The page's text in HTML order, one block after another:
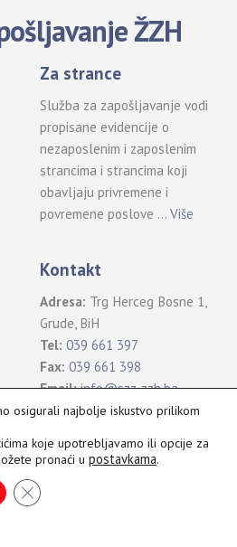
ŽZH
Za strance
Služba za zapošljavanje vodi
propisane evidencije o
nezaposlenim i zaposlenim
strancima i strancima koji
obavljaju privremene i
povremene poslove …Više
Kontakt
Adresa: Trg Herceg Bosne 1,
Grude, BiH
Tel: 039 661 397
Fax: 039 661 398
Email: info@szz-zzh.ba
zapošljavanje ŽZH ©2021
osigurali najbolje iskustvo prilikom
koje upotrebljavamo ili opcije za
pronaći u postavkama.
CLOSE GDPR COOKIE BANNER